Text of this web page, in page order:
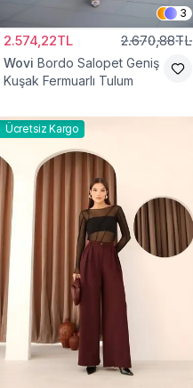
3
2.574,22TL 2.670,88TL
Wovi Bordo Salopet Geniş
Kuşak Fermuarlı Tulum
Ücretsiz Kargo